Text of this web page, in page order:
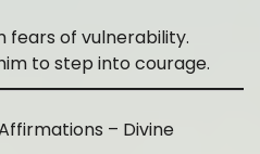
fears of vulnerability.
to step into courage.
– Divine